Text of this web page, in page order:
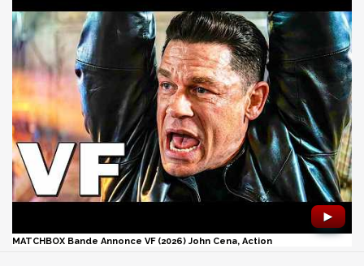
►
MATCHBOX Bande Annonce VF (2026) John Cena, Action